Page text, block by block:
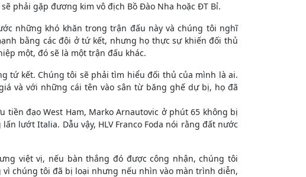
phải gặp đương kim vô địch Bồ Đào Nha hoặc ĐT Bỉ.
những khó khăn trong trận đấu này và chúng tôi nghĩ
bằng các đội ở tứ kết, nhưng họ thực sự khiến đối thủ
một, đó sẽ là một trận đấu khác.
tứ kết. Chúng tôi sẽ phải tìm hiểu đối thủ của mình là ai.
và với những cái tên vào sân từ băng ghế dự bị, họ đã
tiền đạo West Ham, Marko Arnautovic ở phút 65 không bị
lướt Italia. Dẫu vậy, HLV Franco Foda nói rằng đất nước
việt vị, nếu bàn thắng đó được công nhận, chúng tôi
chúng tôi đã bị loại nhưng nếu nhìn vào màn trình diễn,